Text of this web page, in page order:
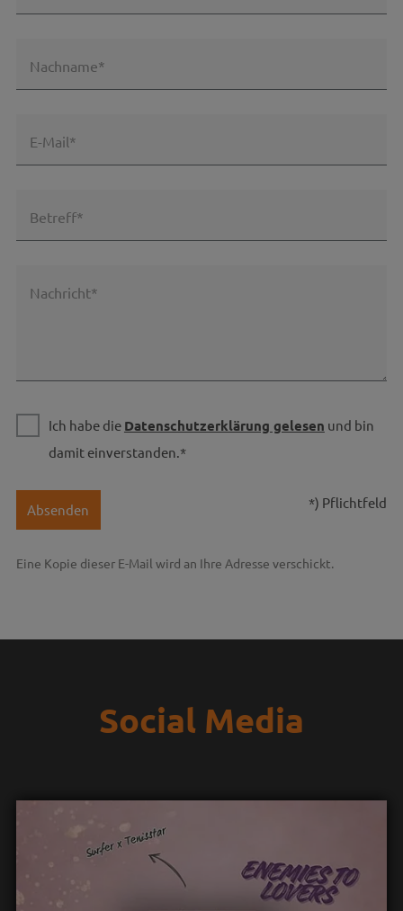
Nachname*
E-Mail*
Betreff*
Nachricht*
Ich habe die Datenschutzerklärung gelesen und bin
damit einverstanden.*
Absenden *) Pflichtfeld
Eine Kopie dieser E-Mail wird an Ihre Adresse verschickt.
Social Media